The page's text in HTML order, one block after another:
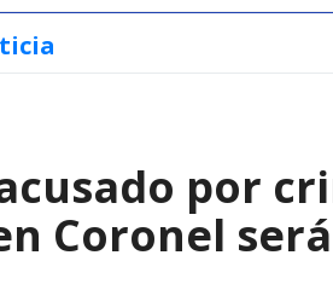
por
Coronel